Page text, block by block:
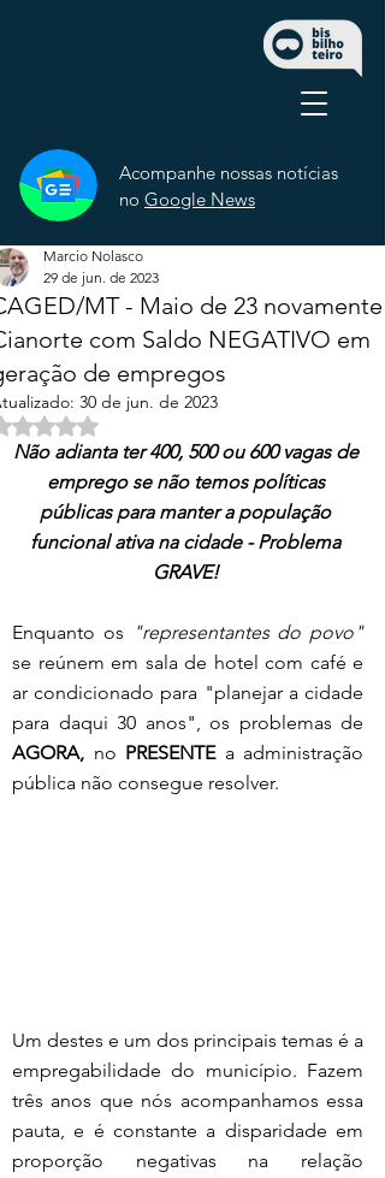
Acompanhe nossas notícias
no Google News
MT - Maio de 23 novamente
com Saldo NEGATIVO em
de empregos
Marcio Nolasco
29 de jun. de 2023
30 de jun. de 2023
Avaliado com NaN de 5 estrelas.
Não adianta ter 400, 500 ou 600 vagas de
emprego se não temos políticas
públicas para manter a população
funcional ativa na cidade - Problema
GRAVE!
Enquanto os
"representantes do povo"
se reúnem em sala de hotel com café e
ar condicionado para "planejar a cidade
AGORA, no PRESENTE a administração
pública não consegue resolver.
Um destes e um dos principais temas é a
empregabilidade do município. Fazem
três anos que nós acompanhamos essa
pauta, e é constante a disparidade em
proporção negativas na relação